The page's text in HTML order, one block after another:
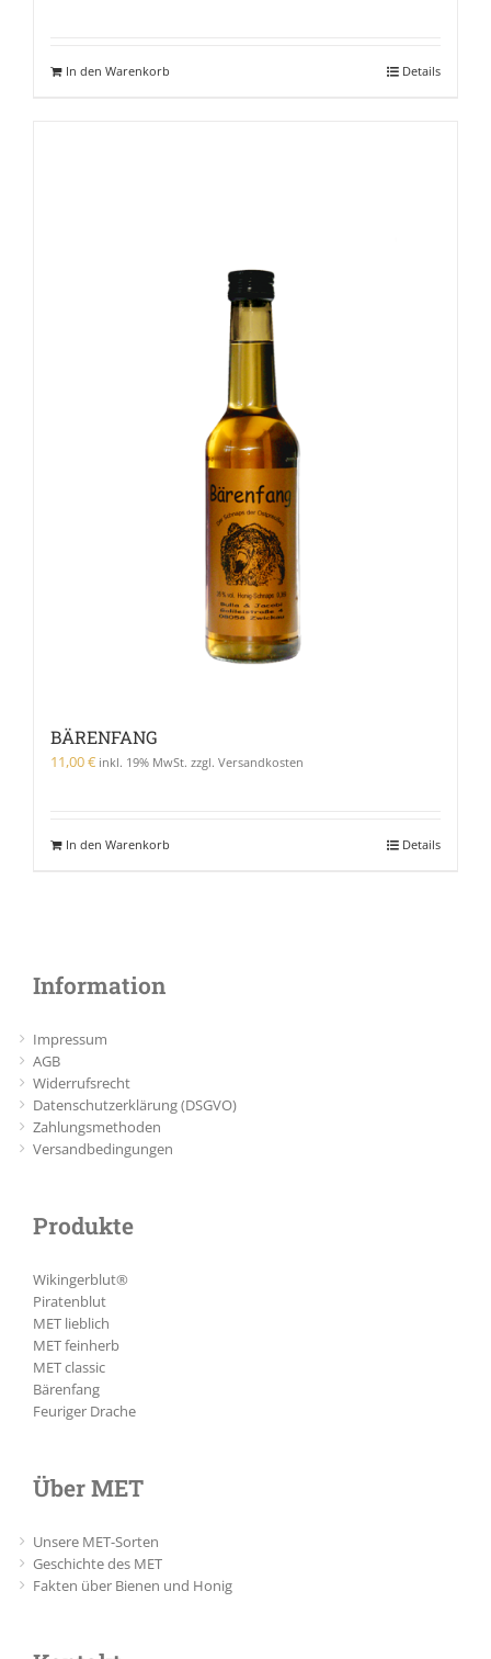
In den Warenkorb Details
BÄRENFANG
11,00€ inkl. 19% MwSt. zzgl. Versandkosten
In den Warenkorb Details
Information
Impressum
AGB
Widerrufsrecht
Datenschutzerklärung (DSGVO)
Zahlungsmethoden
Versandbedingungen
Produkte
Wikingerblut®
Piratenblut
MET lieblich
MET feinherb
MET classic
Bärenfang
Feuriger Drache
Über MET
Unsere MET-Sorten
Geschichte des MET
Fakten über Bienen und Honig